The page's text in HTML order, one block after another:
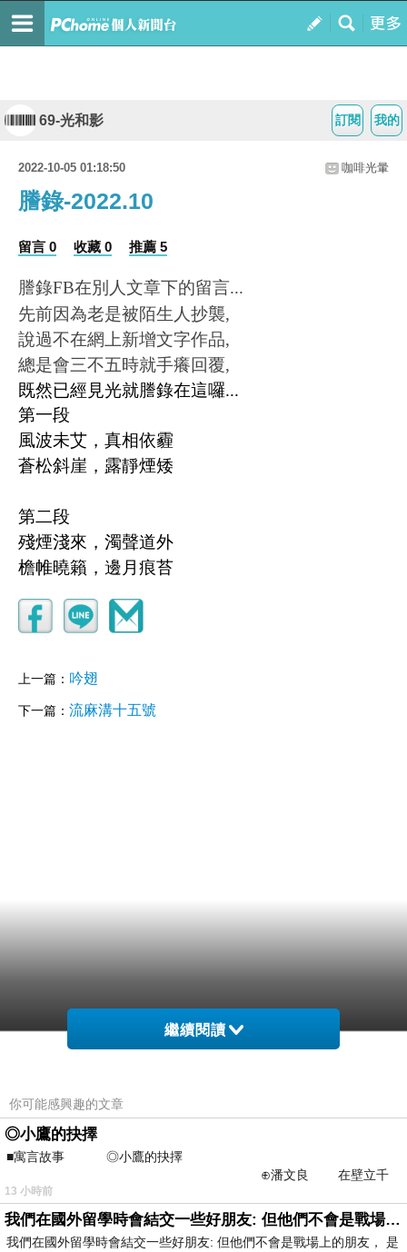
我的
訂閱
69-光和影
2022-10-05 01:18:50 咖啡光暈
謄錄-2022.10
留言 0 收藏 0 推薦 5
謄錄FB在別人文章下的留言...
先前因為老是被陌生人抄襲,
說過不在網上新增文字作品,
總是會三不五時就手癢回覆,
既然已經見光就謄錄在這囉...
第一段
風波未艾，真相依霾
蒼松斜崖，露靜煙矮
第二段
殘煙淺來，濁聲道外
檐帷曉籟，邊月痕苔
上一篇： 吟翅
下一篇： 流麻溝十五號
繼續閱讀
你可能感興趣的文章
◎小鷹的抉擇
■寓言故事 ◎小鷹的抉擇
⊕潘文良 在壁立千
仞的懸崖上，有一座遮天蔽
13 小時前
我們在國外留學時會結交一些好朋友: 但他們不會是戰場上的朋友
我們在國外留學時會結交一些好朋友: 但他們不會是戰場上的朋友， 是